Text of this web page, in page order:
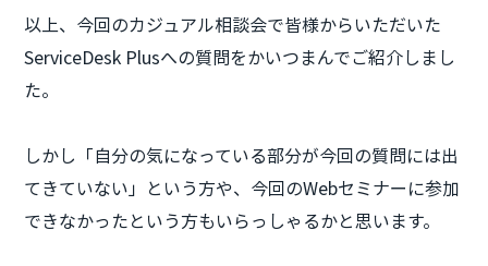
以上、今回のカジュアル相談会で皆様からいただいた
ServiceDesk Plusへの質問をかいつまんでご紹介しまし
た。
しかし「自分の気になっている部分が今回の質問には出
てきていない」という方や、今回のWebセミナーに参加
できなかったという方もいらっしゃるかと思います。